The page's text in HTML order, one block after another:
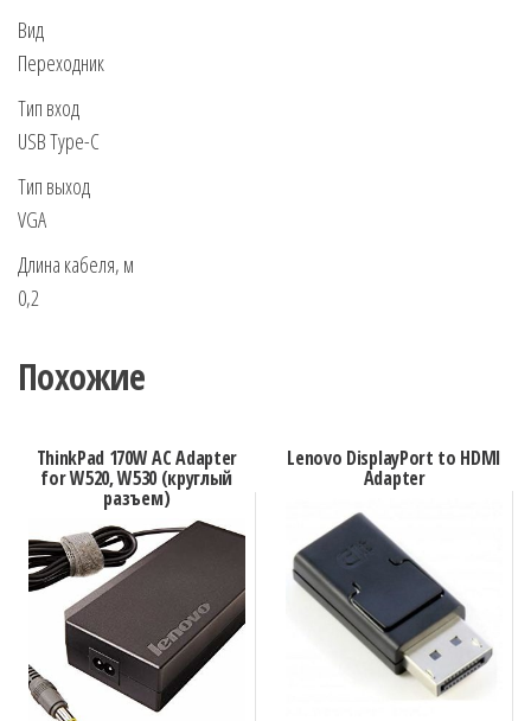
Вид
Переходник
Тип вход
USB Type-C
Тип выход
VGA
Длина кабеля, м
0,2
Похожие
ThinkPad 170W AC Adapter
for W520, W530 (круглый
разъем)
Lenovo DisplayPort to HDMI
Adapter